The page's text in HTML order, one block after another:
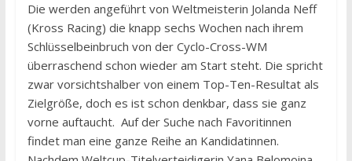
Die werden angeführt von Weltmeisterin Jolanda Neff
(Kross Racing) die knapp sechs Wochen nach ihrem
Schlüsselbeinbruch von der Cyclo-Cross-WM
überraschend schon wieder am Start steht. Die spricht
zwar vorsichtshalber von einem Top-Ten-Resultat als
Zielgröße, doch es ist schon denkbar, dass sie ganz
vorne auftaucht. Auf der Suche nach Favoritinnen
findet man eine ganze Reihe an Kandidatinnen.